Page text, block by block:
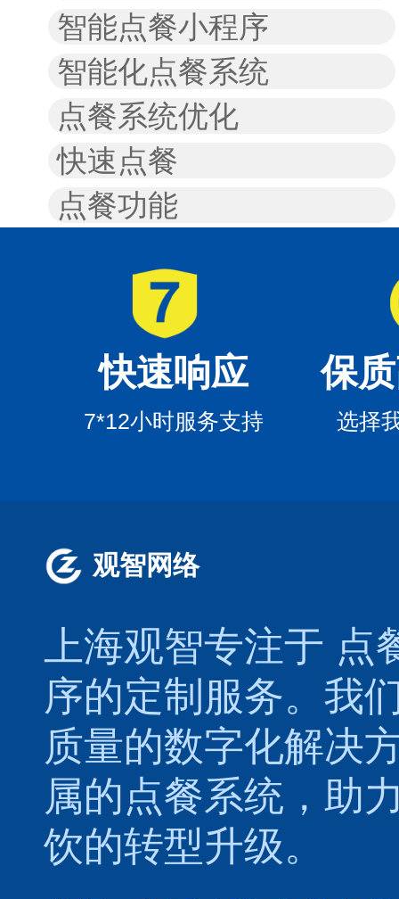
智能点餐小程序
智能化点餐系统
点餐系统优化
快速点餐
点餐功能
快速响应
7*12小时服务支持
保
选择
观智网络
上海观智专注于 点
序的定制服务。我
质量的数字化解决
属的点餐系统 ，助
饮的转型升级。